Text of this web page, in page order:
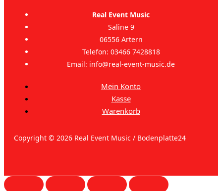
Real Event Music
Saline 9
06556 Artern
Telefon: 03466 7428818
Email: info@real-event-music.de
Mein Konto
Kasse
Warenkorb
Copyright © 2026 Real Event Music / Bodenplatte24